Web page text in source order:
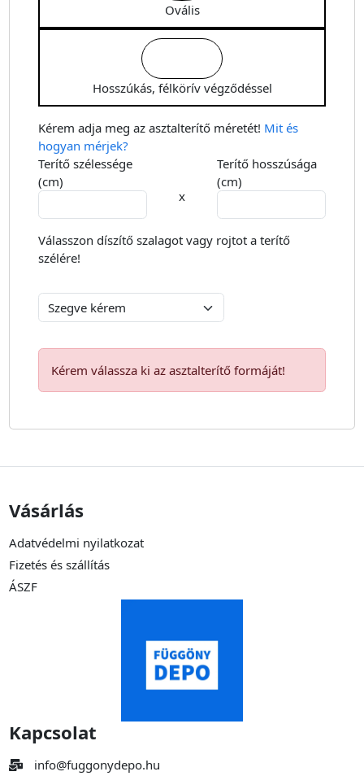
Ovális
Hosszúkás, félkörív végződéssel
Kérem adja meg az asztalterítő méretét! Mit és
hogyan mérjek?
Terítő szélessége
(cm)
x
Terítő hosszúsága
(cm)
Válasszon díszítő szalagot vagy rojtot a terítő
szélére!
Kérem válassza ki az asztalterítő formáját!
Vásárlás
Adatvédelmi nyilatkozat
Fizetés és szállítás
ÁSZF
Kapcsolat
info@fuggonydepo.hu